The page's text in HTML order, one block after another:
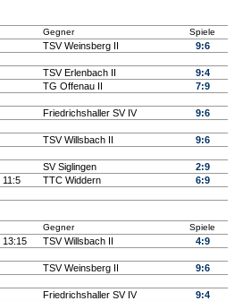
Gegner Spiele
TSV Weinsberg II
9:6
TSV Erlenbach II
9:4
TG Offenau II
7:9
Friedrichshaller SV IV
9:6
TSV Willsbach II
9:6
SV Siglingen
2:9
11:5 TTC Widdern
6:9
Gegner Spiele
13:15 TSV Willsbach II
4:9
TSV Weinsberg II
9:6
Friedrichshaller SV IV
9:4